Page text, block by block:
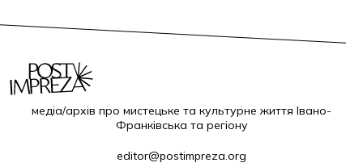
медіа/архів про мистецьке та культурне життя Івано-
Франківська та регіону
editor@postimpreza.org